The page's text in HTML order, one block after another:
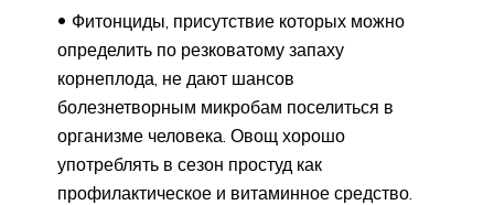
Фитонциды, присутствие которых можно
определить по резковатому запаху
корнеплода, не дают шансов
болезнетворным микробам поселиться в
организме человека. Овощ хорошо
употреблять в сезон простуд как
профилактическое и витаминное средство.